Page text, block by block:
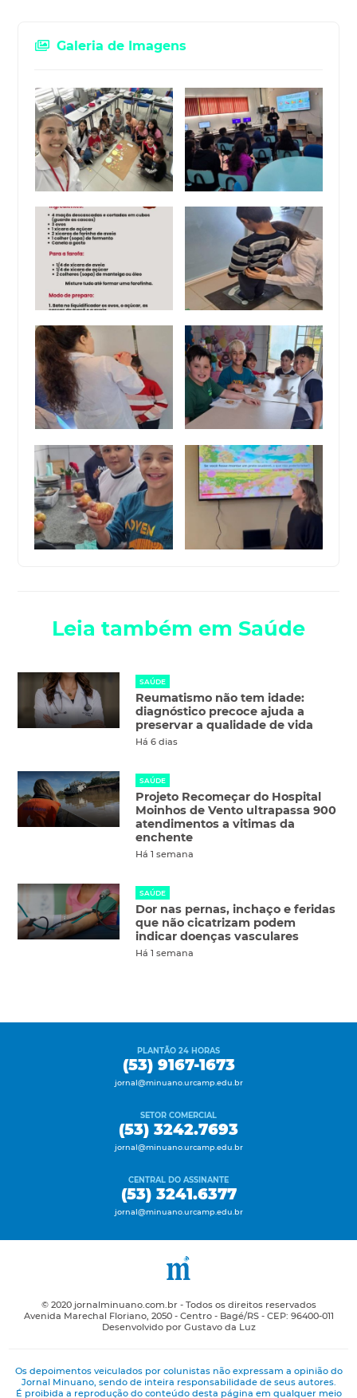
Galeria de Imagens
Leia também em Saúde
SAÚDE
Reumatismo não tem idade:
diagnóstico precoce ajuda a
preservar a qualidade de vida
Há 6 dias
SAÚDE
Projeto Recomeçar do Hospital
Moinhos de Vento ultrapassa 900
atendimentos a vitimas da
enchente
Há 1 semana
SAÚDE
Dor nas pernas, inchaço e feridas
que não cicatrizam podem
indicar doenças vasculares
Há 1 semana
PLANTÃO 24 HORAS
(53) 9167-1673
jornal@minuano.urcamp.edu.br
SETOR COMERCIAL
(53) 3242.7693
jornal@minuano.urcamp.edu.br
CENTRAL DO ASSINANTE
(53) 3241.6377
jornal@minuano.urcamp.edu.br
© 2020 jornalminuano.com.br - Todos os direitos reservados
Avenida Marechal Floriano, 2050 - Centro - Bagé/RS - CEP: 96400-011
Desenvolvido por Gustavo da Luz
Os depoimentos veiculados por colunistas não expressam a opinião do
Jornal Minuano, sendo de inteira responsabilidade de seus autores.
É proibida a reprodução do conteúdo desta página em qualquer meio